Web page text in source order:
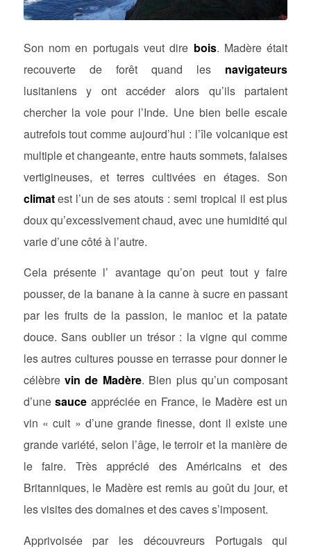
Son nom en portugais veut dire bois. Madère était
recouverte de forêt quand les navigateurs
lusitaniens y ont accéder alors qu’ils partaient
chercher la voie pour l’Inde. Une bien belle escale
autrefois tout comme aujourd’hui : l’île volcanique est
multiple et changeante, entre hauts sommets, falaises
vertigineuses, et terres cultivées en étages. Son
climatest l’un de ses atouts : semi tropical il est plus
doux qu’excessivement chaud, avec une humidité qui
varie d’une côté à l’autre.
Cela présente l’ avantage qu’on peut tout y faire
pousser, de la banane à la canne à sucre en passant
par les fruits de la passion, le manioc et la patate
douce. Sans oublier un trésor : la vigne qui comme
les autres cultures pousse en terrasse pour donner le
célèbre vin de Madère. Bien plus qu’un composant
d’unesauce appréciée en France, le Madère est un
vin « cuit » d’une grande finesse, dont il existe une
grande variété, selon l’âge, le terroir et la manière de
le faire. Très apprécié des Américains et des
Britanniques, le Madère est remis au goût du jour, et
les visites des domaines et des caves s’imposent.
Apprivoisée par les découvreurs Portugais qui